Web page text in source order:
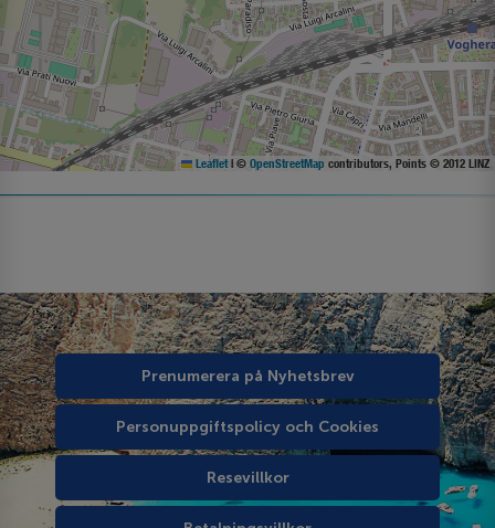
Leaflet | © OpenStreetMap contributors, Points © 2012 LINZ
Prenumerera på Nyhetsbrev
Personuppgiftspolicy och Cookies
Resevillkor